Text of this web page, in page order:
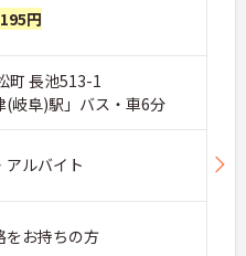
円
町 長池513-1
(岐阜)駅」バス・車6分
アルバイト
お持ちの方